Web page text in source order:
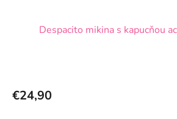
Despacito mikina s kapucňou
€24,90